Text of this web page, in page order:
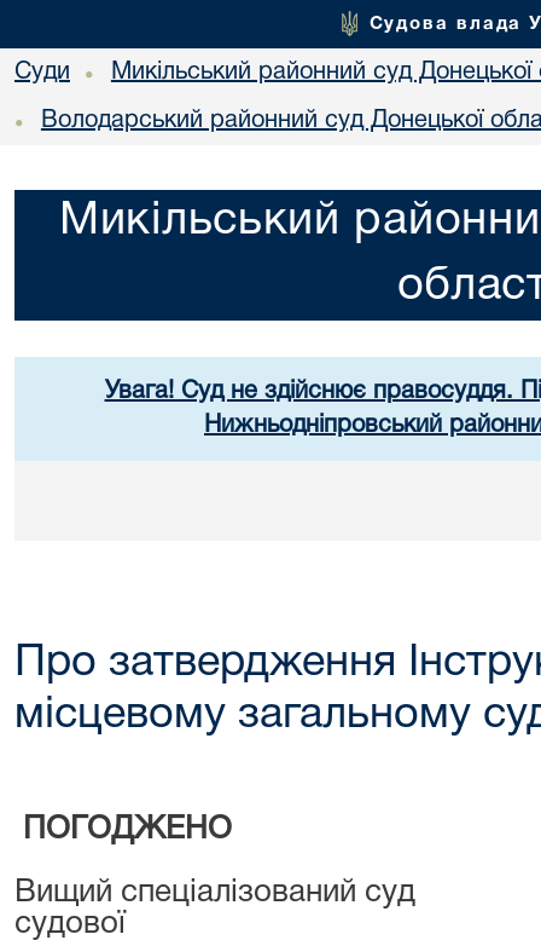
Судова влада
Суди • Микільський районний суд Донецької
• Володарський районний суд Донецької
Микільський
Увага! Суд не здійснює правосуддя.
Нижньодніпровський
Про затвердження
місцевому загальному
Вищий спеціалізований суд
судової